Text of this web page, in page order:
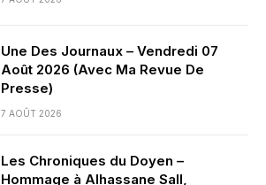
Une Des Journaux – Vendredi 07
Août 2026 (Avec Ma Revue De
Presse)
7 AOÛT 2026
Les Chroniques du Doyen –
Hommage à Alhassane Sall,